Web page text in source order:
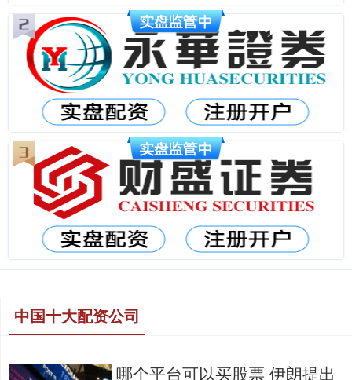
中国十大配资公司
哪个平台可以买股票 伊朗提出